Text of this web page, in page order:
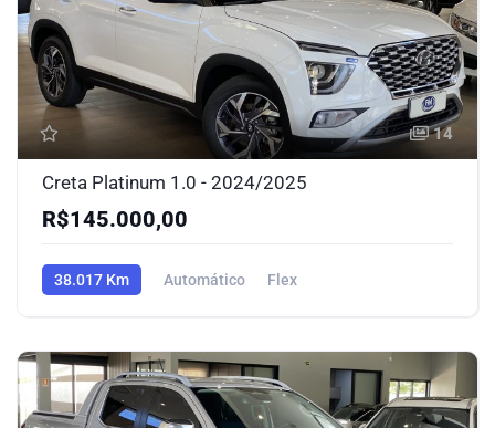
14
Creta Platinum 1.0 - 2024/2025
R$145.000,00
38.017 Km Automático Flex